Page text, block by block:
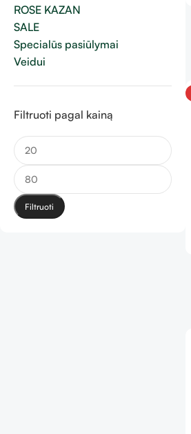
ROSE KAZAN
SALE
Specialūs pasiūlymai
Veidui
Filtruoti pagal kainą
Filtruoti